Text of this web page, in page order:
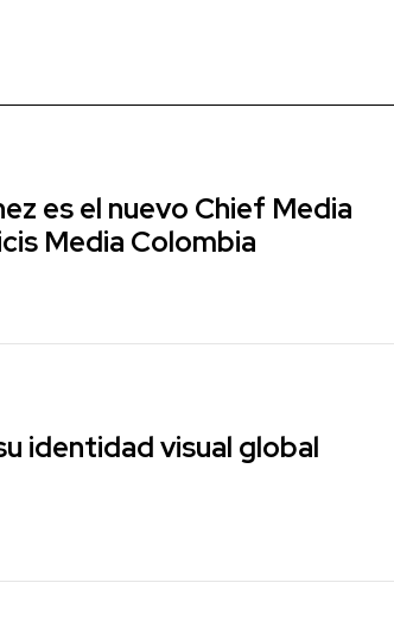
es el nuevo Chief Media
Media Colombia
identidad visual global